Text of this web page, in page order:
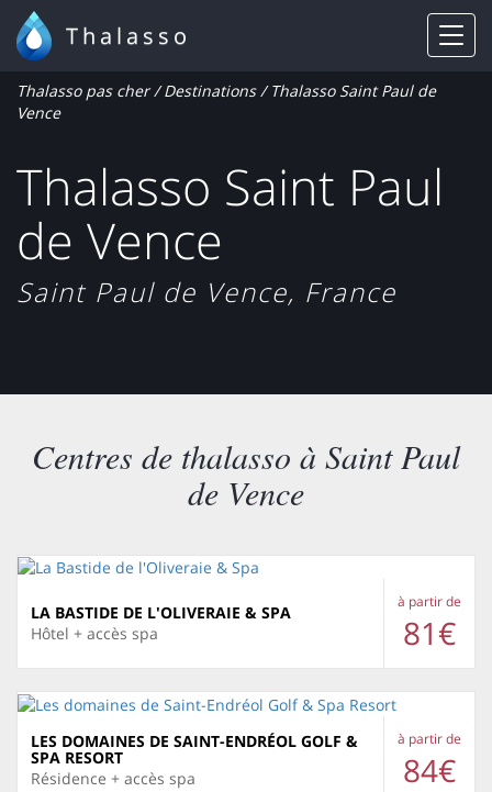
Thalasso
Thalasso Saint Paul
de Vence
Saint Paul de Vence, France
Thalasso pas cher/Destinations/ Thalasso Saint Paul de
Vence
Centres de thalasso à Saint Paul
de Vence
LA BASTIDE DE L'OLIVERAIE & SPA
Hôtel + accès spa
à partir de
81€
LES DOMAINES DE SAINT-ENDRÉOL GOLF &
SPA RESORT
Résidence + accès spa
à partir de
84€